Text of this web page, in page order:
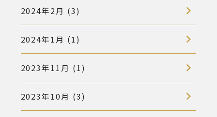
2024年2月 (3)
2024年1月 (1)
2023年11月 (1)
2023年10月 (3)